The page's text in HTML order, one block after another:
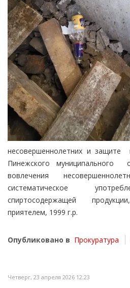
несовершеннолетних и защите
Пинежского муниципального
вовлечения
систематическое
спиртосодержащей
приятелем, 1999 г.р.
Опубликовано в Прокуратура
Четверг, 23 апреля 2026 12:23